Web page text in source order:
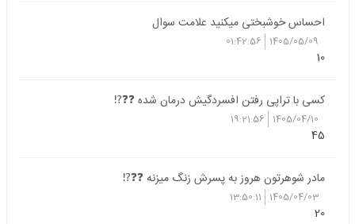
احساس خوشبختی میکنید علامت سوال
1405/05/09
01:42:56
10
کسی با تراپی رفتن افسردگیش درمان شده ❓❓⁉️
1405/04/10
19:21:56
45
مادر شوهرتون هروز به پسرش زنگ میزنه ❓❓⁉️
1405/04/03
13:50:11
20